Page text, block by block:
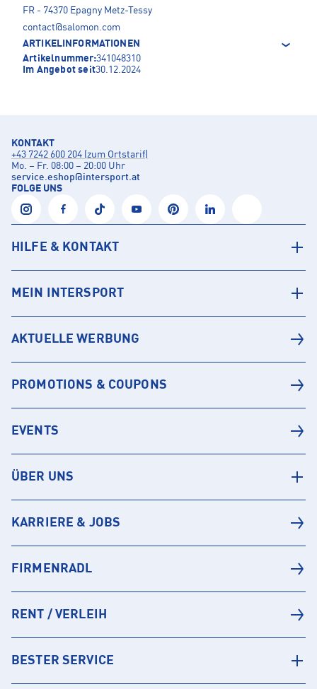
FR - 74370 Epagny Metz-Tessy
contact@salomon.com
ARTIKELINFORMATIONEN
Artikelnummer:341048310
Im Angebot seit30.12.2024
KONTAKT
+43 7242 600 204 (zum Ortstarif)
Mo. – Fr. 08:00 – 20:00 Uhr
service.eshop@intersport.at
FOLGE UNS
HILFE & KONTAKT
MEIN INTERSPORT
AKTUELLE WERBUNG
PROMOTIONS & COUPONS
EVENTS
ÜBER UNS
KARRIERE & JOBS
FIRMENRADL
RENT / VERLEIH
BESTER SERVICE